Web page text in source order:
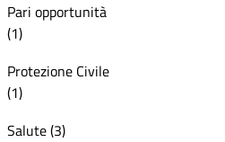
Pari opportunità
(1)
Protezione Civile
(1)
Salute (3)